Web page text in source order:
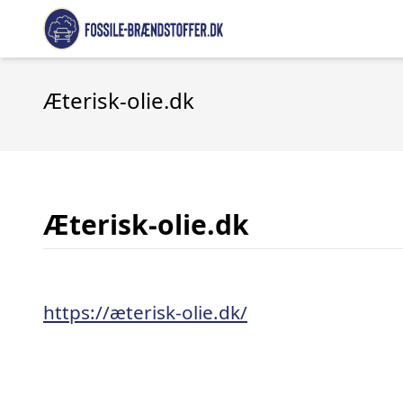
Æterisk-olie.dk
Æterisk-olie.dk
https://æterisk-olie.dk/